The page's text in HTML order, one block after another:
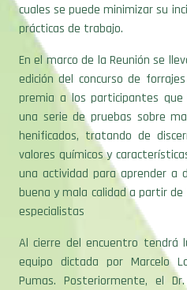
cuales se puede minimizar su
prácticas de trabajo.
En el marco de la Reunión se
edición del concurso de
premia a los participantes
una serie de pruebas sobre
henificados, tratando de
valores químicos y
una actividad para aprender a
buena y mala calidad a partir
especialistas
Al cierre del encuentro tendrá
equipo dictada por Marcelo
Pumas. Posteriormente, el